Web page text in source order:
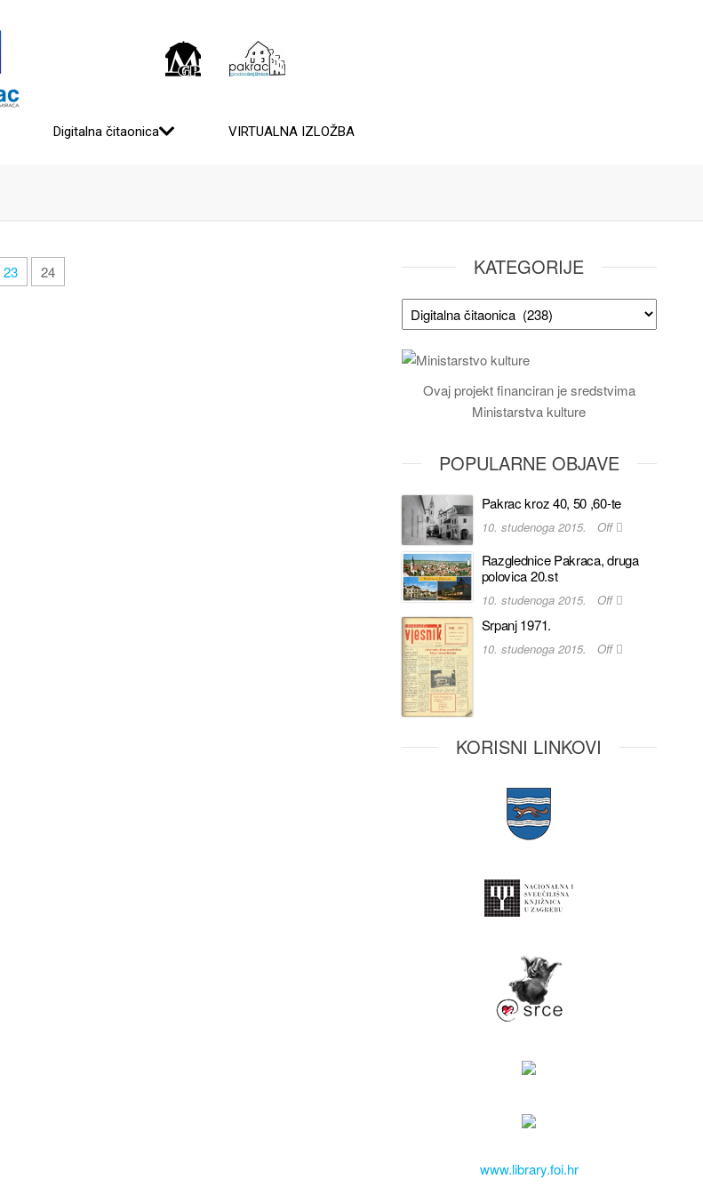
Digitalna čitaonica VIRTUALNA IZLOŽBA
23 24 KATEGORIJE
Ovaj projekt financiran je sredstvima
Ministarstva kulture
POPULARNE OBJAVE
Pakrac kroz 40, 50 ,60-te
10. studenoga 2015. Off
Razglednice Pakraca, druga
polovica 20.st
10. studenoga 2015. Off
Srpanj 1971.
10. studenoga 2015. Off
KORISNI LINKOVI
www.library.foi.hr